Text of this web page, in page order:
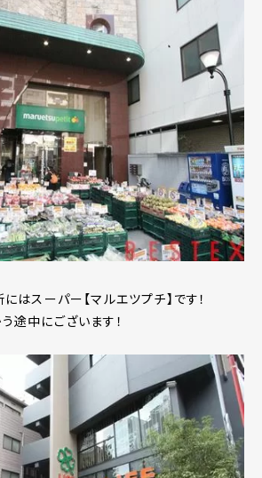
はスーパー【マルエツプチ】です！
途中にございます！